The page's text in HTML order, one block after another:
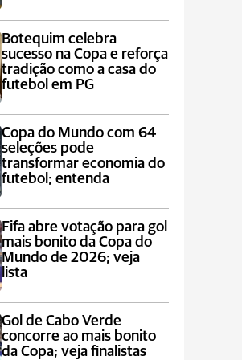
Botequim celebra
sucesso na Copa e reforça
tradição como a casa do
futebol em PG
Copa do Mundo com 64
seleções pode
transformar economia do
futebol; entenda
Fifa abre votação para gol
mais bonito da Copa do
Mundo de 2026; veja
lista
Gol de Cabo Verde
concorre ao mais bonito
da Copa; veja finalistas